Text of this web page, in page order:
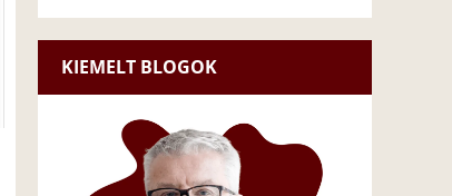
KIEMELT BLOGOK